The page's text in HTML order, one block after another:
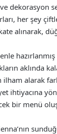
dekorasyon
her şey
alınarak,
aklında
alarak
ihtiyacına
bir menü